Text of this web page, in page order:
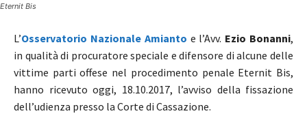
Eternit Bis
L’Osservatorio Nazionale Amianto e l’Avv. Ezio Bonanni,
in qualità di procuratore speciale e difensore di alcune delle
vittime parti offese nel procedimento penale Eternit Bis,
hanno ricevuto oggi, 18.10.2017, l’avviso della fissazione
dell’udienza presso la Corte di Cassazione.